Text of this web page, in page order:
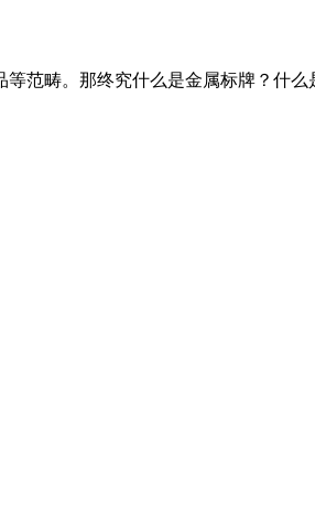
范畴。那终究什么是金属标牌？什